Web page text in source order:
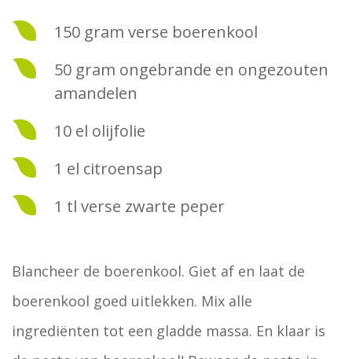
150 gram verse boerenkool
50 gram ongebrande en ongezouten
amandelen
10 el olijfolie
1 el citroensap
1 tl verse zwarte peper
Blancheer de boerenkool. Giet af en laat de
boerenkool goed uitlekken. Mix alle
ingrediënten tot een gladde massa. En klaar is